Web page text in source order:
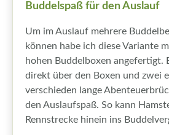
Buddelspaß für den Auslauf
Um im Auslauf mehrere
können habe ich diese Variante
hohen Buddelboxen angefertigt.
direkt über den Boxen und zwei
verschieden lange
den Auslaufspaß. So kann
Rennstrecke hinein ins